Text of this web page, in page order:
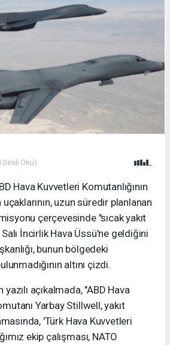
Sesli Oku)
Hava Kuvvetleri Komutanlığının
uzun süredir planlanan
çerçevesinde "sıcak yakıt
İncirlik Hava Üssü'ne geldiğini
bunun bölgedeki
altını çizdi.
yazılı açıkalmada, "ABD Hava
Yarbay Stillwell, yakıt
'Türk Hava Kuvvetleri
ekip çalışması, NATO